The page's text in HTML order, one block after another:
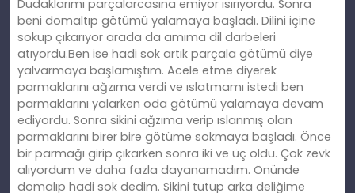
Dudaklarımı parçalarcasına emiyor ısırıyordu. Sonra
beni domaltıp götümü yalamaya başladı. Dilini içine
sokup çıkarıyor arada da amıma dil darbeleri
atıyordu.Ben ise hadi sok artık parçala götümü diye
yalvarmaya başlamıştım. Acele etme diyerek
parmaklarını ağzıma verdi ve ıslatmamı istedi ben
parmaklarını yalarken oda götümü yalamaya devam
ediyordu. Sonra sikini ağzıma verip ıslanmış olan
parmaklarını birer bire götüme sokmaya başladı. Önce
bir parmağı girip çıkarken sonra iki ve üç oldu. Çok zevk
alıyordum ve daha fazla dayanamadım. Önünde
domalıp hadi sok dedim. Sikini tutup arka deliğime